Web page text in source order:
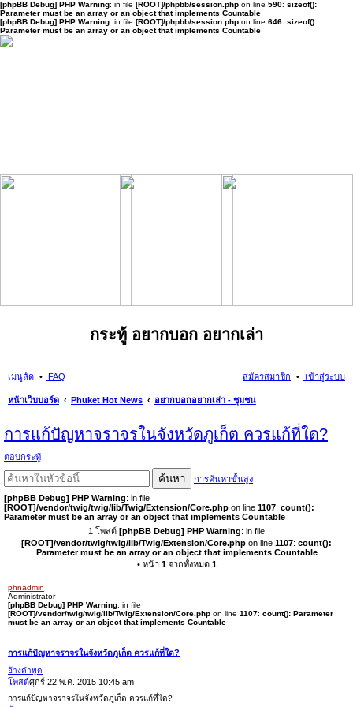
[phpBB Debug] PHP Warning: in file [ROOT]/phpbb/session.php on line 590: sizeof():
Parameter must be an array or an object that implements Countable
[phpBB Debug] PHP Warning: in file [ROOT]/phpbb/session.php on line 646: sizeof():
Parameter must be an array or an object that implements Countable
กระทู้ อยากบอก อยากเล่า
เมนูลัด FAQ เข้าสู่ระบบ
สมัครสมาชิก
หน้าเว็บบอร์ด Phuket Hot News
อยากบอกอยากเล่า - ชุมชน
การแก้ปัญหาจราจรในจังหวัดภูเก็ต ควรแก้ที่ใด?
ตอบกระทู้
ค้นหา
การค้นหาขั้นสูง
[phpBB Debug] PHP Warning: in file
[ROOT]/vendor/twig/twig/lib/Twig/Extension/Core.php on line 1107: count():
Parameter must be an array or an object that implements Countable
1 โพสต์ [phpBB Debug] PHP Warning: in file
[ROOT]/vendor/twig/twig/lib/Twig/Extension/Core.php on line 1107: count():
Parameter must be an array or an object that implements Countable
• หน้า 1จากทั้งหมด 1
phnadmin
Administrator
[phpBB Debug] PHP Warning: in file
[ROOT]/vendor/twig/twig/lib/Twig/Extension/Core.php on line 1107: count(): Parameter
must be an array or an object that implements Countable
การแก้ปัญหาจราจรในจังหวัดภูเก็ต ควรแก้ที่ใด?
อ้างคำพูด
โพสต์ศุกร์ 22 พ.ค. 2015 10:45 am
การแก้ปัญหาจราจรในจังหวัดภูเก็ต ควรแก้ที่ใด?